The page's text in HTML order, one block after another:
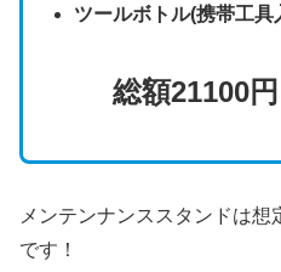
ツールボトル(携帯工具
総額21100円
メンテンナンススタンドは
です！